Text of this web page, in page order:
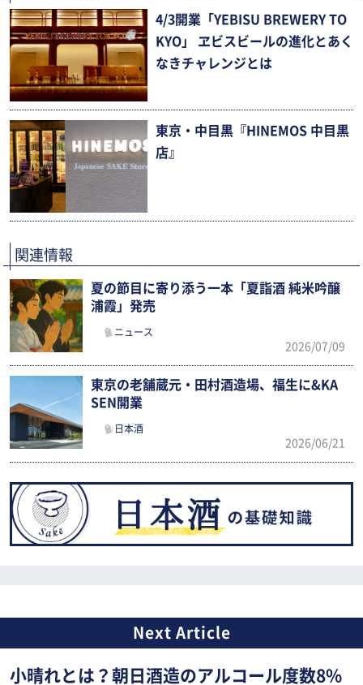
4/3開業「YEBISU BREWERY TO
KYO」 ヱビスビールの進化とあく
なきチャレンジとは
東京・中目黒『HINEMOS 中目黒
店』
関連情報
夏の節目に寄り添う一本「夏詣酒 純米吟醸
浦霞」発売
ニュース
2026/07/09
東京の老舗蔵元・田村酒造場、福生に&KA
SEN開業
日本酒
2026/06/21
小晴れとは？朝日酒造のアルコール度数8%